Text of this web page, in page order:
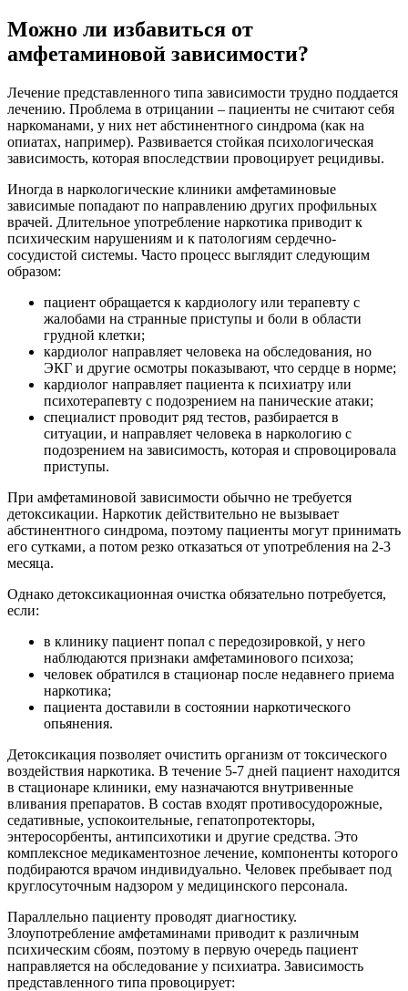
Можно ли избавиться от
амфетаминовой зависимости?
Лечение представленного типа зависимости трудно поддается
лечению. Проблема в отрицании – пациенты не считают себя
наркоманами, у них нет абстинентного синдрома (как на
опиатах, например). Развивается стойкая психологическая
зависимость, которая впоследствии провоцирует рецидивы.
Иногда в наркологические клиники амфетаминовые
зависимые попадают по направлению других профильных
врачей. Длительное употребление наркотика приводит к
психическим нарушениям и к патологиям сердечно-
сосудистой системы. Часто процесс выглядит следующим
образом:
пациент обращается к кардиологу или терапевту с
жалобами на странные приступы и боли в области
грудной клетки;
кардиолог направляет человека на обследования, но
ЭКГ и другие осмотры показывают, что сердце в норме;
кардиолог направляет пациента к психиатру или
психотерапевту с подозрением на панические атаки;
специалист проводит ряд тестов, разбирается в
ситуации, и направляет человека в наркологию с
подозрением на зависимость, которая и спровоцировала
приступы.
При амфетаминовой зависимости обычно не требуется
детоксикации. Наркотик действительно не вызывает
абстинентного синдрома, поэтому пациенты могут принимать
его сутками, а потом резко отказаться от употребления на 2-3
месяца.
Однако детоксикационная очистка обязательно потребуется,
если:
в клинику пациент попал с передозировкой, у него
наблюдаются признаки амфетаминового психоза;
человек обратился в стационар после недавнего приема
наркотика;
пациента доставили в состоянии наркотического
опьянения.
Детоксикация позволяет очистить организм от токсического
воздействия наркотика. В течение 5-7 дней пациент находится
в стационаре клиники, ему назначаются внутривенные
вливания препаратов. В состав входят противосудорожные,
седативные, успокоительные, гепатопротекторы,
энтеросорбенты, антипсихотики и другие средства. Это
комплексное медикаментозное лечение, компоненты которого
подбираются врачом индивидуально. Человек пребывает под
круглосуточным надзором у медицинского персонала.
Параллельно пациенту проводят диагностику.
Злоупотребление амфетаминами приводит к различным
психическим сбоям, поэтому в первую очередь пациент
направляется на обследование у психиатра. Зависимость
представленного типа провоцирует: